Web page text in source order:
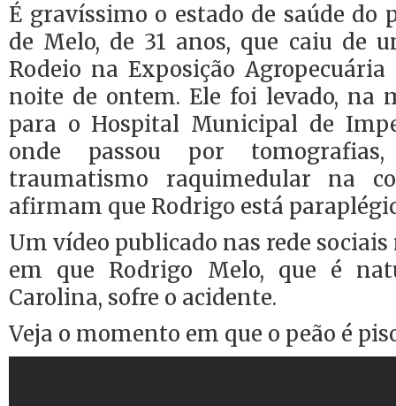
É gravíssimo o estado de saúde do
de Melo, de 31 anos, que caiu de
Rodeio na Exposição
noite de ontem. Ele foi levado, na
para o Hospital Municipal de
onde passou por
traumatismo raquimedular na
afirmam que Rodrigo está
Um vídeo publicado nas rede
em que Rodrigo Melo, que é
Carolina, sofre o acidente.
Veja o momento em que o peão é